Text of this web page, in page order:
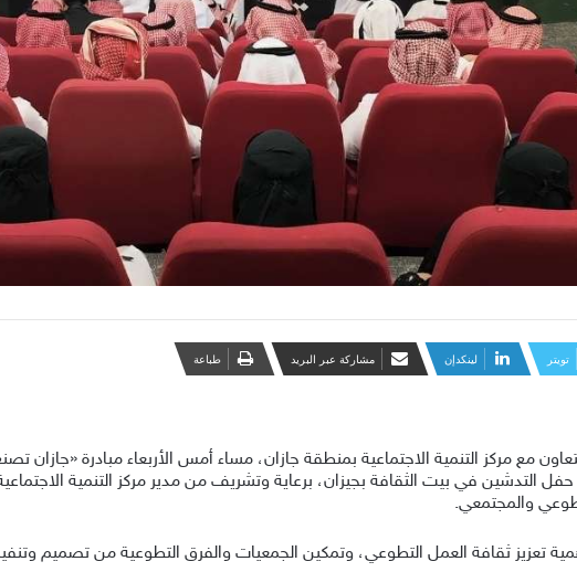
تويتر لينكدإن مشاركة عبر البريد طباعة
مع مركز التنمية الاجتماعية بمنطقة جازان، مساء أمس الأربعاء مبادرة
التدشين في بيت الثقافة بجيزان، برعاية وتشريف من مدير مركز التنمية
والمجتمعي.
تعزيز ثقافة العمل التطوعي، وتمكين الجمعيات والفرق التطوعية من تصميم